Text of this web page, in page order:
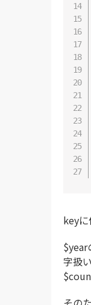
key
$year
字扱